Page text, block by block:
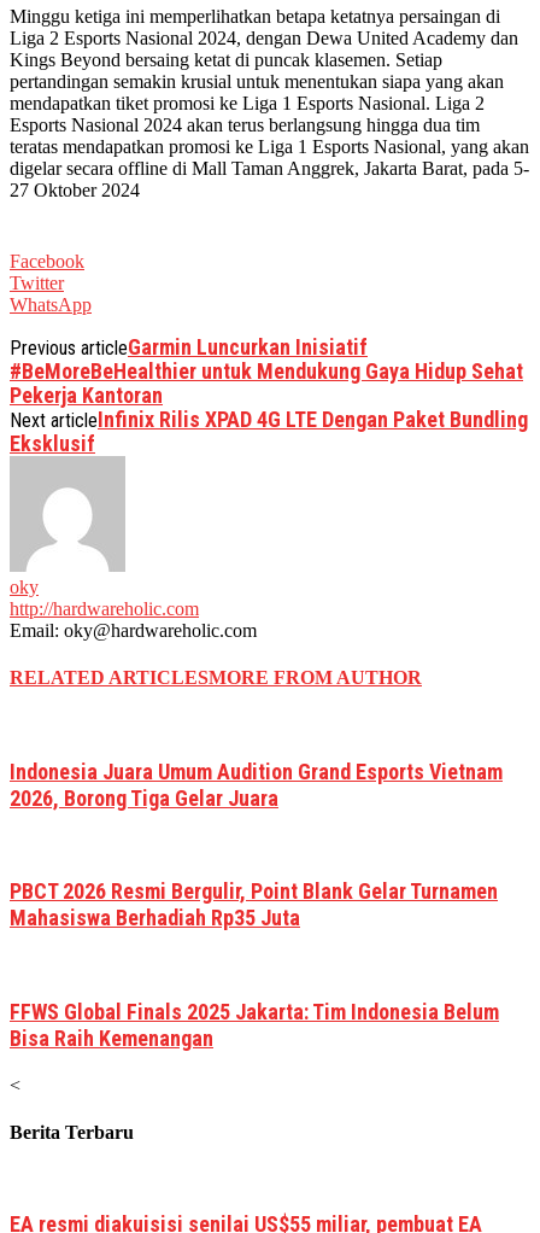
Minggu ketiga ini memperlihatkan betapa ketatnya persaingan di
Liga 2 Esports Nasional 2024, dengan Dewa United Academy dan
Kings Beyond bersaing ketat di puncak klasemen. Setiap
pertandingan semakin krusial untuk menentukan siapa yang akan
mendapatkan tiket promosi ke Liga 1 Esports Nasional. Liga 2
Esports Nasional 2024 akan terus berlangsung hingga dua tim
teratas mendapatkan promosi ke Liga 1 Esports Nasional, yang akan
digelar secara offline di Mall Taman Anggrek, Jakarta Barat, pada 5-
27 Oktober 2024
Facebook
Twitter
WhatsApp
Previous articleGarmin Luncurkan Inisiatif
#BeMoreBeHealthier untuk Mendukung Gaya Hidup Sehat
Pekerja Kantoran
Next articleInfinix Rilis XPAD 4G LTE Dengan Paket Bundling
Eksklusif
oky
http://hardwareholic.com
Email: oky@hardwareholic.com
RELATED ARTICLESMORE FROM AUTHOR
Indonesia Juara Umum Audition Grand Esports Vietnam
2026, Borong Tiga Gelar Juara
PBCT 2026 Resmi Bergulir, Point Blank Gelar Turnamen
Mahasiswa Berhadiah Rp35 Juta
FFWS Global Finals 2025 Jakarta: Tim Indonesia Belum
Bisa Raih Kemenangan
<
Berita Terbaru
EA resmi diakuisisi senilai US$55 miliar, pembuat EA